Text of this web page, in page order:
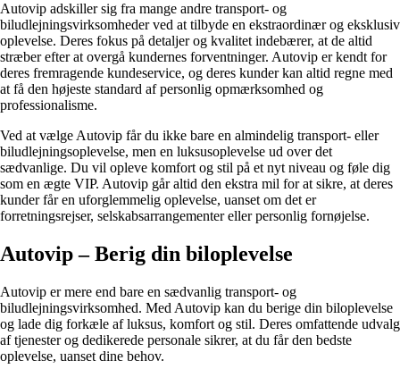
Autovip adskiller sig fra mange andre transport- og
biludlejningsvirksomheder ved at tilbyde en ekstraordinær og eksklusiv
oplevelse. Deres fokus på detaljer og kvalitet indebærer, at de altid
stræber efter at overgå kundernes forventninger. Autovip er kendt for
deres fremragende kundeservice, og deres kunder kan altid regne med
at få den højeste standard af personlig opmærksomhed og
professionalisme.
Ved at vælge Autovip får du ikke bare en almindelig transport- eller
biludlejningsoplevelse, men en luksusoplevelse ud over det
sædvanlige. Du vil opleve komfort og stil på et nyt niveau og føle dig
som en ægte VIP. Autovip går altid den ekstra mil for at sikre, at deres
kunder får en uforglemmelig oplevelse, uanset om det er
forretningsrejser, selskabsarrangementer eller personlig fornøjelse.
Autovip – Berig din biloplevelse
Autovip er mere end bare en sædvanlig transport- og
biludlejningsvirksomhed. Med Autovip kan du berige din biloplevelse
og lade dig forkæle af luksus, komfort og stil. Deres omfattende udvalg
af tjenester og dedikerede personale sikrer, at du får den bedste
oplevelse, uanset dine behov.